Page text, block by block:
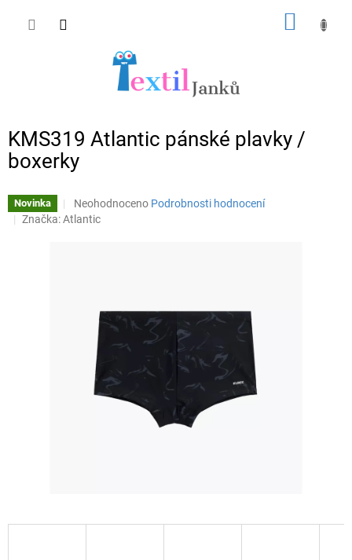
KMS319 Atlantic pánské plavky /
boxerky
Novinka
Průměrné
hodnocení
Neohodnoceno Podrobnosti hodnocení
Značka:Atlantic